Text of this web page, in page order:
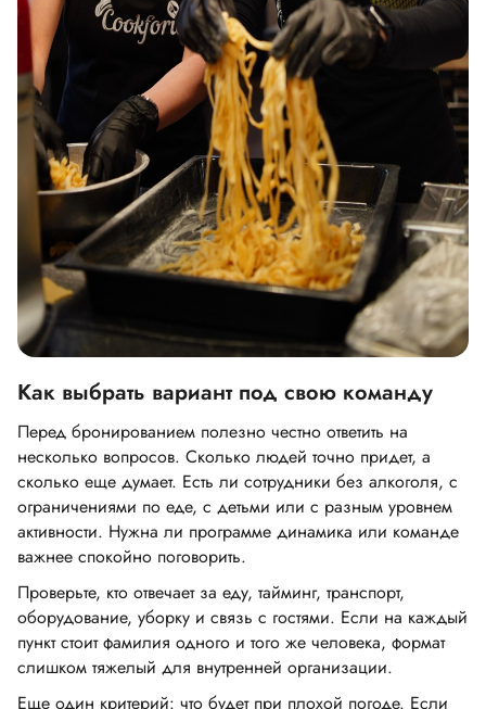
Как выбрать вариант под свою команду
Перед бронированием полезно честно ответить на
несколько вопросов. Сколько людей точно придет, а
сколько еще думает. Есть ли сотрудники без алкоголя, с
ограничениями по еде, с детьми или с разным уровнем
активности. Нужна ли программе динамика или команде
важнее спокойно поговорить.
Проверьте, кто отвечает за еду, тайминг, транспорт,
оборудование, уборку и связь с гостями. Если на каждый
пункт стоит фамилия одного и того же человека, формат
слишком тяжелый для внутренней организации.
Еще один критерий: что будет при плохой погоде. Если